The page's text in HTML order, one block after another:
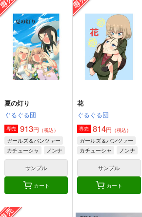
夏の灯り
ぐるぐる団
専売 913円 （税込）
ガールズ＆パンツァー
カチューシャ
ノンナ
クラーラ
サンプル
カート
花
ぐるぐる団
専売 814円 （税込）
ガールズ＆パンツァー
カチューシャ
ノンナ
サンプル
カート